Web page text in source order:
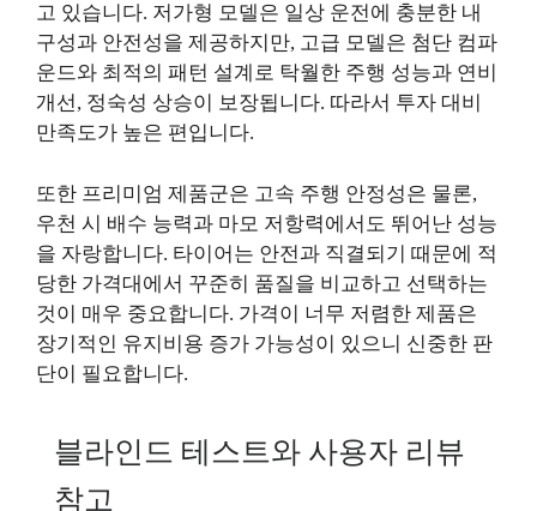
고 있습니다. 저가형 모델은 일상 운전에 충분한 내
구성과 안전성을 제공하지만, 고급 모델은 첨단 컴파
운드와 최적의 패턴 설계로 탁월한 주행 성능과 연비
개선, 정숙성 상승이 보장됩니다. 따라서 투자 대비
만족도가 높은 편입니다.
또한 프리미엄 제품군은 고속 주행 안정성은 물론,
우천 시 배수 능력과 마모 저항력에서도 뛰어난 성능
을 자랑합니다. 타이어는 안전과 직결되기 때문에 적
당한 가격대에서 꾸준히 품질을 비교하고 선택하는
것이 매우 중요합니다. 가격이 너무 저렴한 제품은
장기적인 유지비용 증가 가능성이 있으니 신중한 판
단이 필요합니다.
블라인드 테스트와 사용자 리뷰
참고